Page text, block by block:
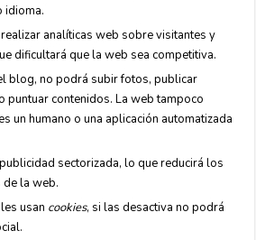
idioma.
analíticas web sobre visitantes y
dificultará que la web sea competitiva.
blog, no podrá subir fotos, publicar
puntuar contenidos. La web tampoco
un humano o una aplicación automatizada
sectorizada, lo que reducirá los
la web.
usan cookies, si las desactiva no podrá